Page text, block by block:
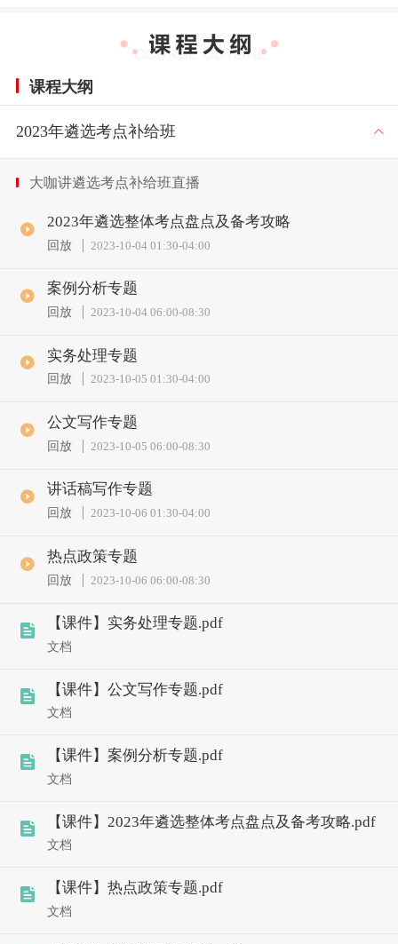
课程大纲
2023年遴选考点补给班
大咖讲遴选考点补给班直播
2023年遴选整体考点盘点及备考攻略
回放 2023-10-04 01:30-04:00
案例分析专题
回放 2023-10-04 06:00-08:30
实务处理专题
回放 2023-10-05 01:30-04:00
公文写作专题
回放 2023-10-05 06:00-08:30
讲话稿写作专题
回放 2023-10-06 01:30-04:00
热点政策专题
回放 2023-10-06 06:00-08:30
【课件】实务处理专题.pdf
文档
【课件】公文写作专题.pdf
文档
【课件】案例分析专题.pdf
文档
【课件】2023年遴选整体考点盘点及备考攻略.pdf
文档
【课件】热点政策专题.pdf
文档